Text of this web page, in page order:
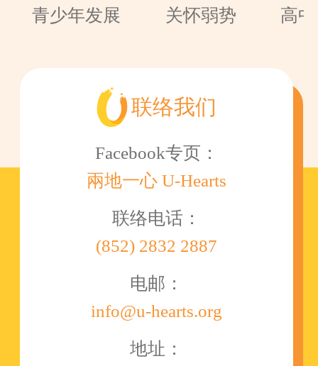
青少年发展 关怀弱势 高
联络我们
Facebook专页：
兩地一心 U-Hearts
联络电话：
(852) 2832 2887
电邮：
info@u-hearts.org
地址：